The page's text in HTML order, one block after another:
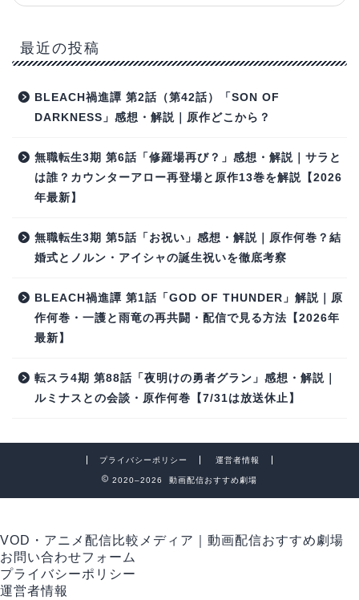
最近の投稿
BLEACH禍進譚 第2話（第42話）「SON OF
DARKNESS」感想・解説｜原作どこから？
無職転生3期 第6話「修羅場再び？」感想・解説｜サラと
は誰？カウンターアロー再登場と原作13巻を解説【2026
年最新】
無職転生3期 第5話「お祝い」感想・解説｜原作何巻？結
婚式とノルン・アイシャの誕生祝いを徹底考察
BLEACH禍進譚 第1話「GOD OF THUNDER」解説｜原
作何巻・一護と雨竜の再共闘・配信で見る方法【2026年
最新】
転スラ4期 第88話「夜明けの勇者グラン」感想・解説｜
ルミナスとの会談・原作何巻【7/31は放送休止】
プライバシーポリシー 運営者情報
2020–2026 動画配信おすすめ劇場
VOD・アニメ配信比較メディア｜動画配信おすすめ劇場
お問い合わせフォーム
プライバシーポリシー
運営者情報